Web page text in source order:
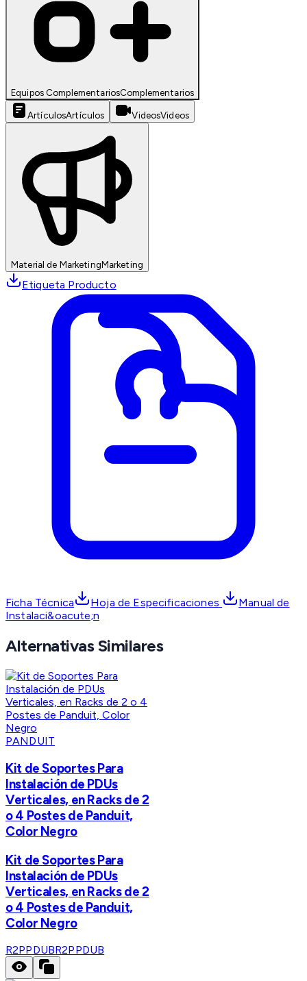
Equipos ComplementariosComplementarios
ArtículosArtículos VideosVideos
Material de MarketingMarketing
Etiqueta Producto
Ficha Técnica Hoja de Especificaciones
Manual de
Instalaci&oacute;n
Alternativas Similares
PANDUIT
Kit de Soportes Para
Instalación de PDUs
Verticales, en Racks de 2
o 4 Postes de Panduit,
Color Negro
Kit de Soportes Para
Instalación de PDUs
Verticales, en Racks de 2
o 4 Postes de Panduit,
Color Negro
R2PPDUBR2PPDUB